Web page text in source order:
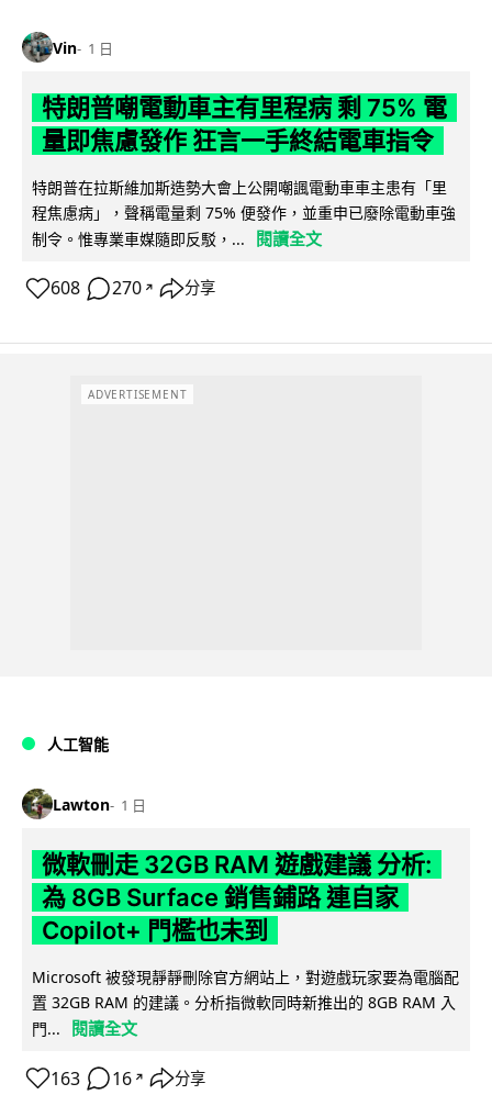
Vin 1 日
特朗普嘲電動車主有里程病 剩 75% 電
量即焦慮發作 狂言一手終結電車指令
特朗普在拉斯維加斯造勢大會上公開嘲諷電動車車主患有「里
程焦慮病」，聲稱電量剩 75% 便發作，並重申已廢除電動車強
制令。惟專業車媒隨即反駁，...
閱讀全文
608 270 ↗ 分享
ADVERTISEMENT
人工智能
Lawton 1 日
微軟刪走 32GB RAM 遊戲建議 分析:
為 8GB Surface 銷售鋪路 連自家
Copilot+ 門檻也未到
Microsoft 被發現靜靜刪除官方網站上，對遊戲玩家要為電腦配
置 32GB RAM 的建議。分析指微軟同時新推出的 8GB RAM 入
門...
閱讀全文
163 16 ↗ 分享